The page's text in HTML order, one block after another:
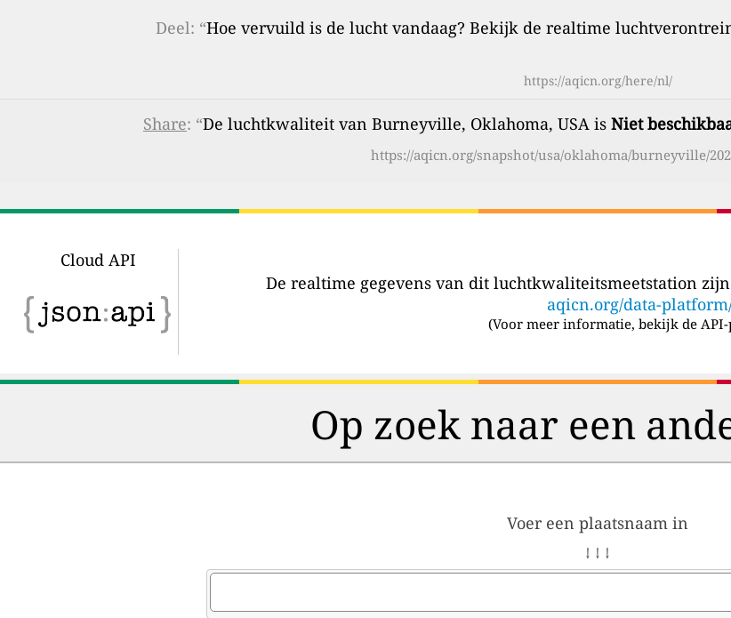
Deel: “Hoe vervuild is de lucht vandaag? Bekijk de realtime
https://aqicn.org/here/nl/
Share: “De luchtkwaliteit van Burneyville, Oklahoma, USA is Niet
https://aqicn.org/snapshot/usa/oklahoma/burneyville/
Cloud API
De realtime gegevens van dit luchtkwaliteitsmeetstation
aqicn.org/data-
(Voor meer informatie, bekijk de API-
Op zoek naar een
Voer een plaatsnaam in
↓ ↓ ↓